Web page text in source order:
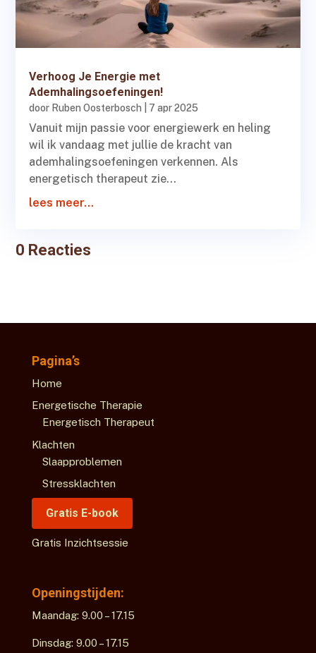
Verhoog Je Energie met
Ademhalingsoefeningen!
door Ruben Oosterbosch 7 apr 2025
Vanuit mijn passie voor energiewerk en heling
wil ik vandaag met jullie de kracht van
ademhalingsoefeningen verkennen. Als
energetisch therapeut zie...
lees meer...
0 Reacties
Pagina’s
Home
Energetische Therapie
Energetisch Therapeut
Klachten
Slaapproblemen
Stressklachten
Gratis E-book
Gratis Inzichtsessie
Openingstijden:
Maandag: 9.00 – 17.15
Dinsdag: 9.00 – 17.15